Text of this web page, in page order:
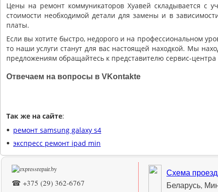
Цены на ремонт коммуникаторов Хуавей складывается с
стоимости необходимой детали для замены и в
платы.
Если вы хотите быстро, недорого и на профессиональном
то наши услуги станут для вас настоящей находкой. Мы
предложениям обращайтесь к представителю сервис-центра
Отвечаем на вопросы в VKontakte
Так же на сайте:
ремонт samsung galaxy s4
экспресс ремонт ipad min
☎ +375 (29) 362-6767
Схема
Беларусь,